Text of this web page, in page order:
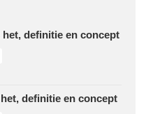
het, definitie en concept
definitie en concept